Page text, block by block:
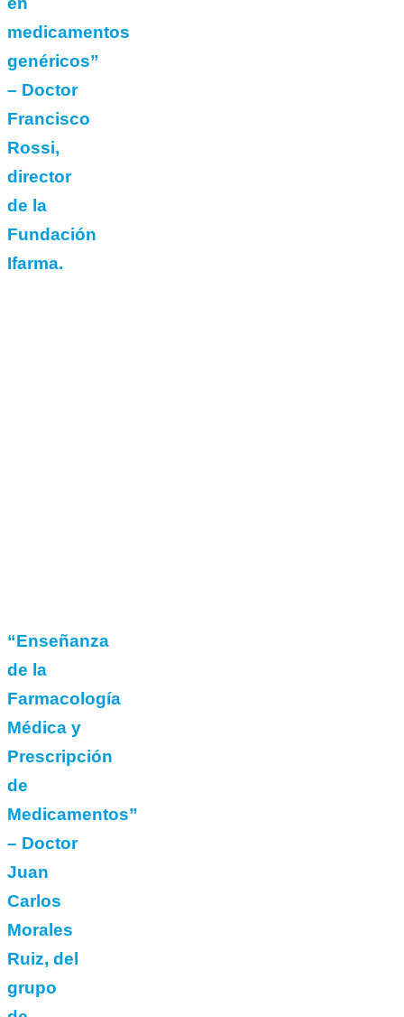
medicamentos
genéricos”
– Doctor
Francisco
Rossi,
director
de la
Fundación
Ifarma.
“Enseñanza
de la
Farmacología
Médica y
Prescripción
de
Medicamentos”
– Doctor
Juan
Carlos
Morales
Ruiz, del
grupo